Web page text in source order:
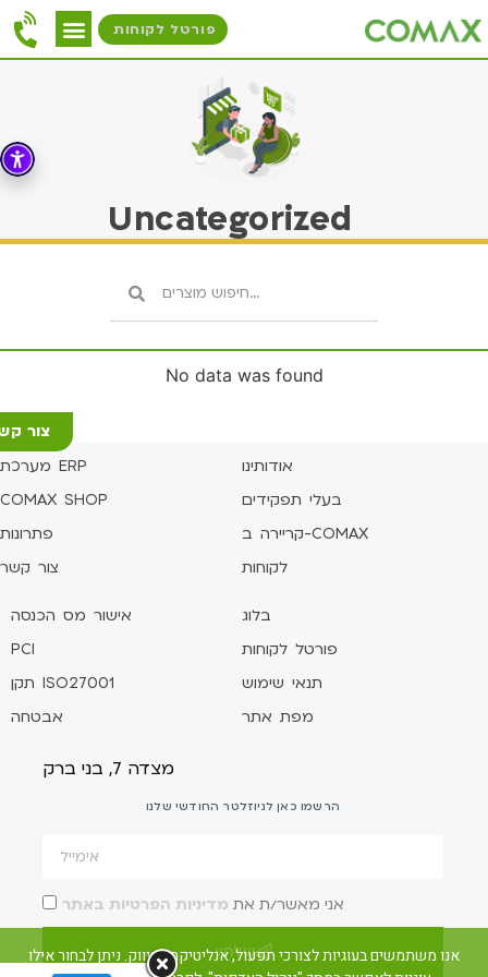
פורטל לקוחות
צור
Uncategorized
No data was found
מערכת ERP
COMAX SHOP
פתרונות
צור קשר
אודותינו
בעלי תפקידים
קריירה ב-COMAX
לקוחות
אישור מס הכנסה
PCI
תקן ISO27001
אבטחה
בלוג
פורטל לקוחות
תנאי שימוש
מפת אתר
מצדה 7, בני ברק
הרשמו כאן לניוזלטר החודשי שלנו
אני מאשר/ת את מדיניות הפרטיות באתר
שלח/י
אנו משתמשים בעוגיות לצורכי תפעול, אנליטיקה ושיווק. ניתן לבחור אילו